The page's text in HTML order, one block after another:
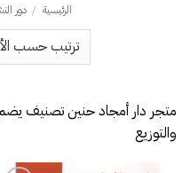
الرئيسية / دور
متجر دار أمجاد حنين تصنيف يضم
والتوزيع